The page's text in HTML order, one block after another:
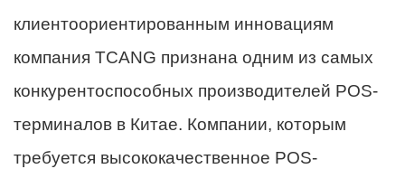
клиентоориентированным инновациям
компания TCANG признана одним из самых
конкурентоспособных производителей POS-
терминалов в Китае. Компании, которым
требуется высококачественное POS-